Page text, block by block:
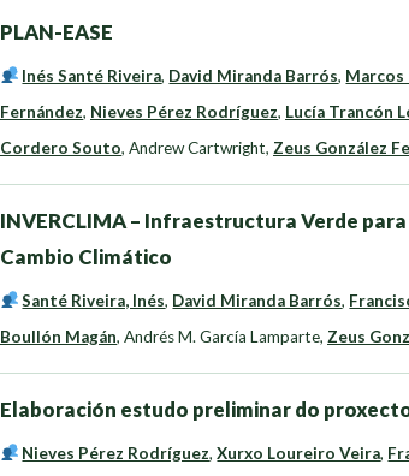
PLAN-EASE
Inés Santé Riveira, David Miranda Barrós, Marcos
Fernández, Nieves Pérez Rodríguez, Lucía Trancón
Cordero Souto, Andrew Cartwright, Zeus González
INVERCLIMA – Infraestructura Verde
Cambio Climático
Santé Riveira, Inés, David Miranda Barrós,
Boullón Magán, Andrés M. García Lamparte, Zeus
Elaboración estudo preliminar do
Nieves Pérez Rodríguez,Xurxo Loureiro Veira,